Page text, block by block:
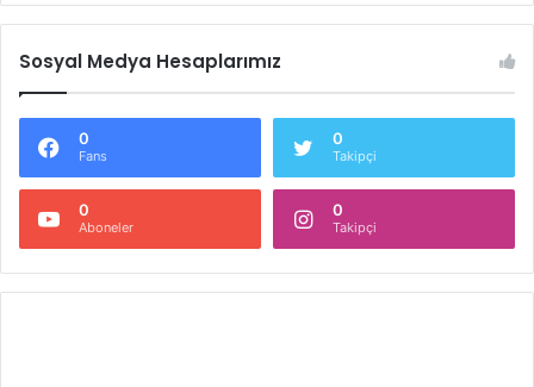
Sosyal Medya Hesaplarımız
0
Fans
0
Takipçi
0
Aboneler
0
Takipçi